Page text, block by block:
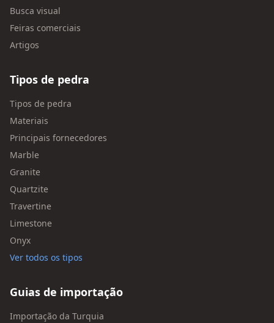
Busca visual
Feiras comerciais
Artigos
Tipos de pedra
Tipos de pedra
Materiais
Principais fornecedores
Marble
Granite
Quartzite
Travertine
Limestone
Onyx
Ver todos os tipos
Guias de importação
Importação da Turquia